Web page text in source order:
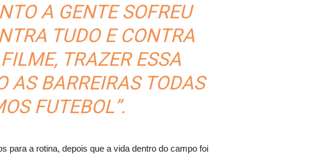
A GENTE SOFREU
TUDO E CONTRA
TRAZER ESSA
AS BARREIRAS TODAS
FUTEBOL”.
para a rotina, depois que a vida dentro do campo foi